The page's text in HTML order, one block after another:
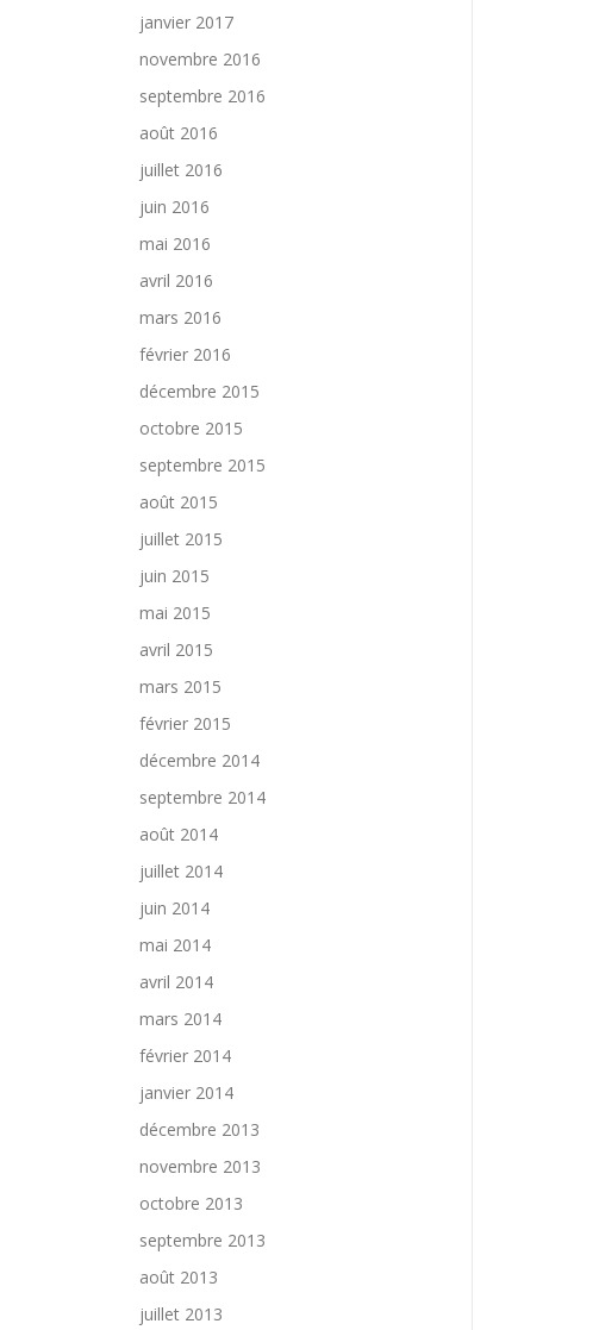
janvier 2017
novembre 2016
septembre 2016
août 2016
juillet 2016
juin 2016
mai 2016
avril 2016
mars 2016
février 2016
décembre 2015
octobre 2015
septembre 2015
août 2015
juillet 2015
juin 2015
mai 2015
avril 2015
mars 2015
février 2015
décembre 2014
septembre 2014
août 2014
juillet 2014
juin 2014
mai 2014
avril 2014
mars 2014
février 2014
janvier 2014
décembre 2013
novembre 2013
octobre 2013
septembre 2013
août 2013
juillet 2013